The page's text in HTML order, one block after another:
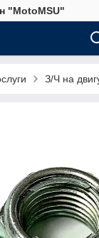
"MotoMSU"
З/Ч на